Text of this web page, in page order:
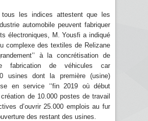
tous les indices attestent que les
automobile peuvent fabriquer
électroniques, M. Yousfi a indiqué
complexe des textiles de Relizane
à la concrétisation de
fabrication de véhicules car
usines dont la première (usine)
en service ‘‘fin 2019 où début
création de 10.000 postes de travail
d’ouvrir 25.000 emplois au fur
des restant des usines.